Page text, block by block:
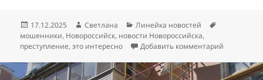
Опубликовано
17.12.2025 Автор
Светлана Рубрики
Линейка новостей
мошенники, Новороссийск, новости Новороссийска,
преступление,это интересно Добавить комментарий